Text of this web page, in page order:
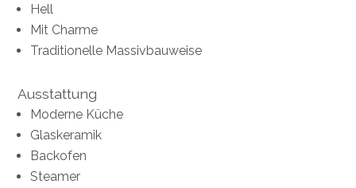
Hell
Mit Charme
Traditionelle Massivbauweise
Ausstattung
Moderne Küche
Glaskeramik
Backofen
Steamer